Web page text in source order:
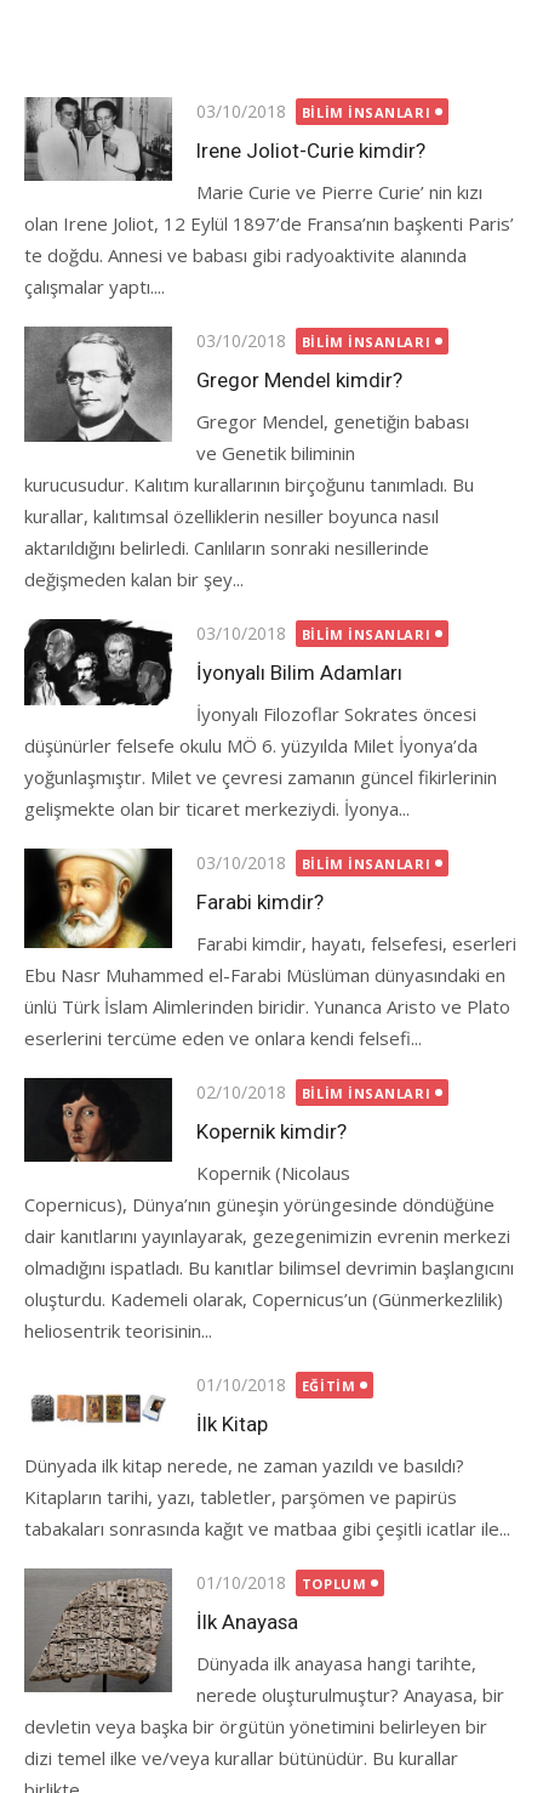
Posted
on
03/10/2018 BILIM İNSANLARI
Irene Joliot-Curie kimdir?
Marie Curie ve Pierre Curie’ nin kızı
olan Irene Joliot, 12 Eylül 1897’de Fransa’nın başkenti Paris’
te doğdu. Annesi ve babası gibi radyoaktivite alanında
çalışmalar yaptı....
Posted
on
03/10/2018 BILIM İNSANLARI
Gregor Mendel kimdir?
Gregor Mendel, genetiğin babası
ve Genetik biliminin
kurucusudur. Kalıtım kurallarının birçoğunu tanımladı. Bu
kurallar, kalıtımsal özelliklerin nesiller boyunca nasıl
aktarıldığını belirledi. Canlıların sonraki nesillerinde
değişmeden kalan bir şey...
Posted
on
03/10/2018 BILIM İNSANLARI
İyonyalı Bilim Adamları
İyonyalı Filozoflar Sokrates öncesi
düşünürler felsefe okulu MÖ 6. yüzyılda Milet İyonya’da
yoğunlaşmıştır. Milet ve çevresi zamanın güncel fikirlerinin
gelişmekte olan bir ticaret merkeziydi. İyonya...
Posted
on
03/10/2018 BILIM İNSANLARI
Farabi kimdir?
Farabi kimdir, hayatı, felsefesi, eserleri
Ebu Nasr Muhammed el-Farabi Müslüman dünyasındaki en
ünlü Türk İslam Alimlerinden biridir. Yunanca Aristo ve Plato
eserlerini tercüme eden ve onlara kendi felsefi...
Posted
on
02/10/2018 BILIM İNSANLARI
Kopernik kimdir?
Kopernik (Nicolaus
Copernicus), Dünya’nın güneşin yörüngesinde döndüğüne
dair kanıtlarını yayınlayarak, gezegenimizin evrenin merkezi
olmadığını ispatladı. Bu kanıtlar bilimsel devrimin başlangıcını
oluşturdu. Kademeli olarak, Copernicus’un (Günmerkezlilik)
heliosentrik teorisinin...
Posted
on
01/10/2018 EĞITIM
İlk Kitap
Dünyada ilk kitap nerede, ne zaman yazıldı ve basıldı?
Kitapların tarihi, yazı, tabletler, parşömen ve papirüs
tabakaları sonrasında kağıt ve matbaa gibi çeşitli icatlar ile...
Posted
on
01/10/2018 TOPLUM
İlk Anayasa
Dünyada ilk anayasa hangi tarihte,
nerede oluşturulmuştur? Anayasa, bir
devletin veya başka bir örgütün yönetimini belirleyen bir
dizi temel ilke ve/veya kurallar bütünüdür. Bu kurallar